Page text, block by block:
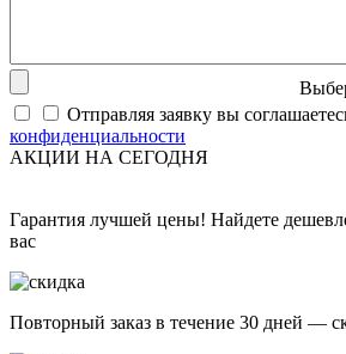
Отправляя заявку вы
конфиденциальности
АКЦИИ НА СЕГОДНЯ
Гарантия лучшей цены! Найдете
вас
Повторный заказ в течение 30 дней —